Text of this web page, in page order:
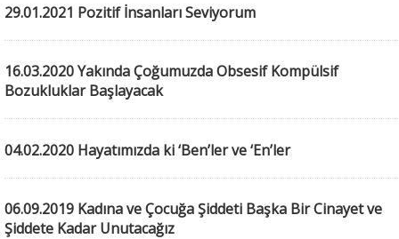
29.01.2021 Pozitif İnsanları Seviyorum
16.03.2020 Yakında Çoğumuzda Obsesif Kompülsif
Bozukluklar Başlayacak
04.02.2020 Hayatımızda ki ‘Ben’ler ve ‘En’ler
06.09.2019 Kadına ve Çocuğa Şiddeti Başka Bir Cinayet ve
Şiddete Kadar Unutacağız